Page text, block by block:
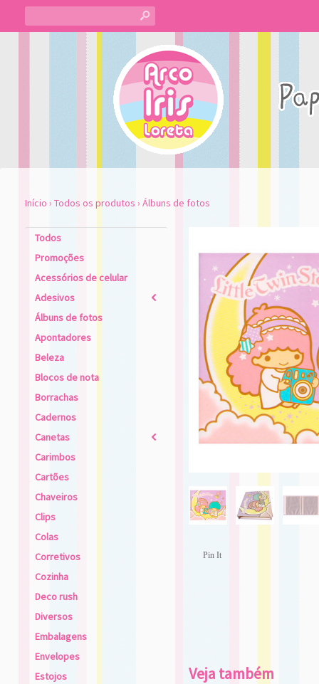
s
Início › Todos os produtos › Álbuns de fotos
Todos
Promoções
Acessórios de celular
Adesivos
2
Álbuns de fotos
Apontadores
Beleza
Blocos de nota
Borrachas
Cadernos
Canetas
2
Carimbos
Cartões
Chaveiros
Clips
Colas
Corretivos
Cozinha
Deco rush
Diversos
Embalagens
Envelopes
Estojos
Pin It
Veja também